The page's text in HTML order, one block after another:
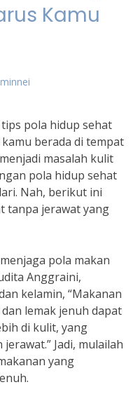
Kamu
pola hidup sehat
berada di tempat
masalah kulit
pola hidup sehat
Nah, berikut ini
tanpa jerawat yang
pola makan
Anggraini,
kelamin, “Makanan
lemak jenuh dapat
di kulit, yang
Jadi, mulailah
yang